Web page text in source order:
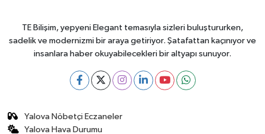
TE Bilişim, yepyeni Elegant temasıyla sizleri buluştururken,
sadelik ve modernizmi bir araya getiriyor. Şatafattan kaçınıyor ve
insanlara haber okuyabilecekleri bir altyapı sunuyor.
Yalova Nöbetçi Eczaneler
Yalova Hava Durumu